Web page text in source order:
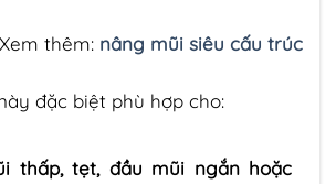
Xem thêm: nâng mũi siêu cấu trúc
đặc biệt phù hợp cho:
thấp, tẹt, đầu mũi ngắn hoặc